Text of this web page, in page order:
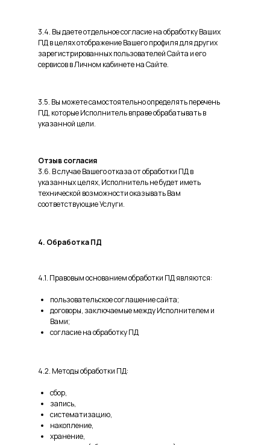
3.4. Вы даете отдельное согласие на обработку Ваших
ПД в целях отображение Вашего профиля для других
зарегистрированных пользователей Сайта и его
сервисов в Личном кабинете на Сайте.
3.5. Вы можете самостоятельно определять перечень
ПД, которые Исполнитель вправе обрабатывать в
указанной цели.
Отзыв согласия
3.6. В случае Вашего отказа от обработки ПД в
указанных целях, Исполнитель не будет иметь
технической возможности оказывать Вам
соответствующие Услуги.
4. Обработка ПД
4.1. Правовым основанием обработки ПД являются:
пользовательское соглашение сайта;
договоры, заключаемые между Исполнителем и
Вами;
согласие на обработку ПД
4.2. Методы обработки ПД:
сбор,
запись,
систематизацию,
накопление,
хранение,